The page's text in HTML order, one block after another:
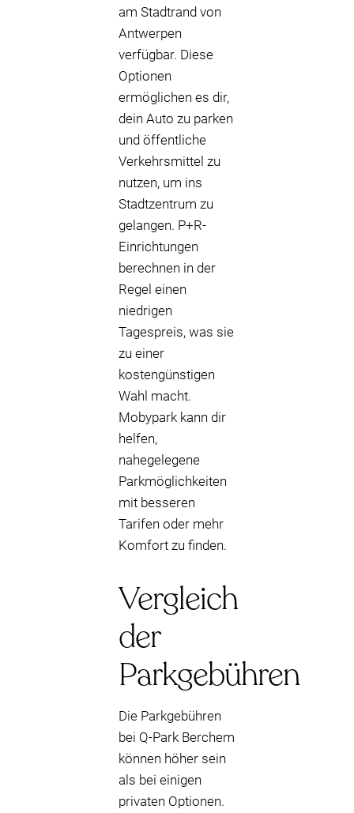
am Stadtrand von
Antwerpen
verfügbar. Diese
Optionen
ermöglichen es dir,
dein Auto zu parken
und öffentliche
Verkehrsmittel zu
nutzen, um ins
Stadtzentrum zu
gelangen. P+R-
Einrichtungen
berechnen in der
Regel einen
niedrigen
Tagespreis, was sie
zu einer
kostengünstigen
Wahl macht.
Mobypark kann dir
helfen,
nahegelegene
Parkmöglichkeiten
mit besseren
Tarifen oder mehr
Komfort zu finden.
Vergleich
der
Parkgebühren
Die Parkgebühren
bei Q-Park Berchem
können höher sein
als bei einigen
privaten Optionen.